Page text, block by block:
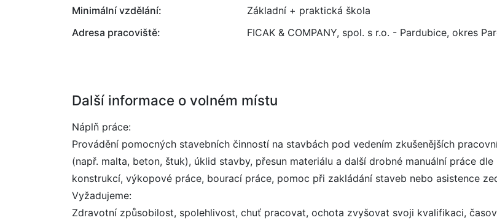
Minimální vzdělání:
Základní + praktická škola
Adresa pracoviště:
FICAK & COMPANY, spol. s r.o. - Pardubice, okres
Další informace o volném místu
Náplň práce:
Provádění pomocných stavebních činností na stavbách pod vedením zkušenějších
(např. malta, beton, štuk), úklid stavby, přesun materiálu a další drobné manuální práce
konstrukcí, výkopové práce, bourací práce, pomoc při zakládání staveb nebo asistence
Vyžadujeme:
Zdravotní způsobilost, spolehlivost, chuť pracovat, ochota zvyšovat svoji kvalifikaci,